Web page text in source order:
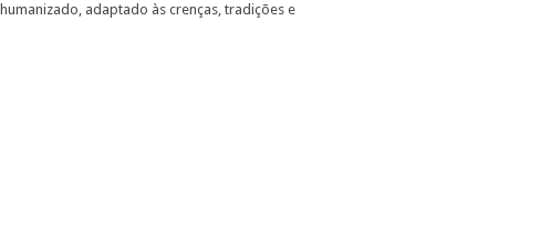
adaptado às crenças, tradições e